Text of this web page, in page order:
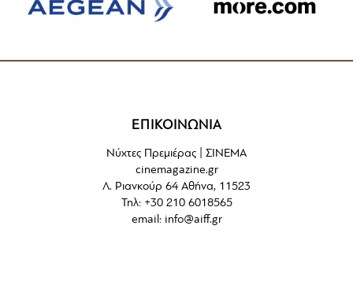
ΕΠΙΚΟΙΝΩΝΙΑ
Νύχτες Πρεμιέρας | ΣΙΝΕΜΑ
cinemagazine.gr
Λ. Ριανκούρ 64 Αθήνα, 11523
Τηλ: +30 210 6018565
email: info@aiff.gr